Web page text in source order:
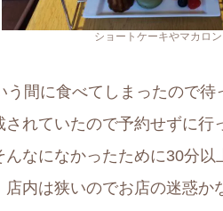
ショートケーキやマカロ
う間に食べてしまったので
されていたので予約せずに
なになかったために30分
内は狭いのでお店の迷惑